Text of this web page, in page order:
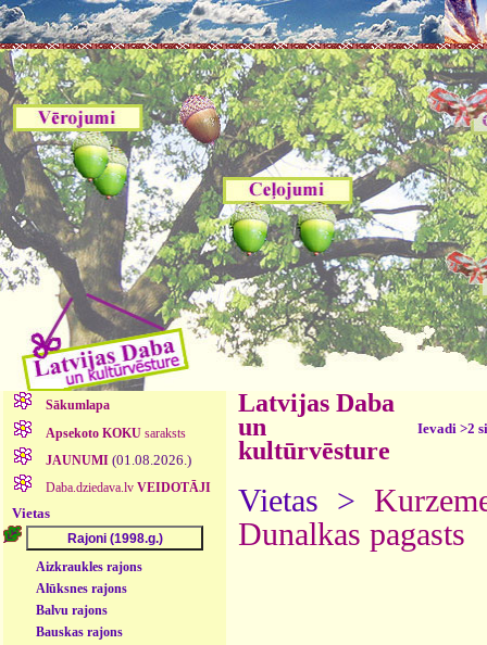
Sākumlapa
Apsekoto KOKUsaraksts
JAUNUMI (01.08.2026.)
Daba.dziedava.lv VEIDOTĀJI
Vietas
Aizkraukles rajons
Alūksnes rajons
Balvu rajons
Bauskas rajons
Latvijas Daba
un
kultūrvēsture
Ievadi >2
Vietas >
Dunalkas pagasts